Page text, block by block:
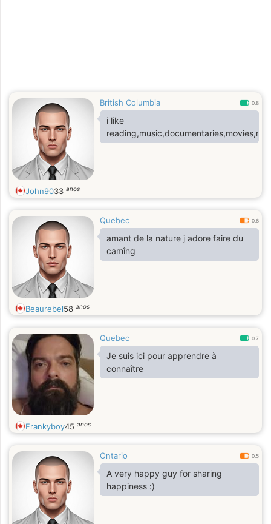
British Columbia 0.8
i like
John9033 anos
Quebec 0.6
amant de la nature j adore faire du
camîng
Beaurebel58 anos
Quebec 0.7
Je suis ici pour apprendre à
connaître
Frankyboy45 anos
Ontario 0.5
A very happy guy for sharing
happiness :)